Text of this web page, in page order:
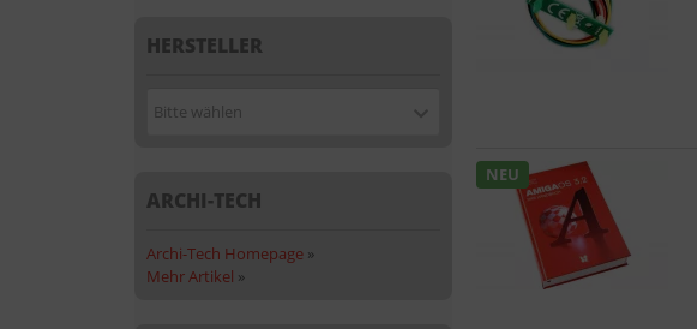
NEU
HERSTELLER
Bitte wählen
ARCHI-TECH
Archi-Tech Homepage »
Mehr Artikel »